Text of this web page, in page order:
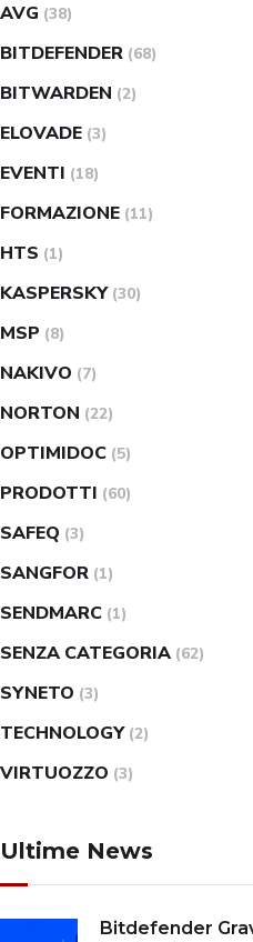
AVG (38)
BITDEFENDER (68)
BITWARDEN (2)
ELOVADE (3)
EVENTI (18)
FORMAZIONE (11)
HTS (1)
KASPERSKY (30)
MSP (8)
NAKIVO (7)
NORTON (22)
OPTIMIDOC (5)
PRODOTTI (60)
SAFEQ (3)
SANGFOR (1)
SENDMARC (1)
SENZA CATEGORIA (62)
SYNETO (3)
TECHNOLOGY (2)
VIRTUOZZO (3)
Ultime News
Bitdefender